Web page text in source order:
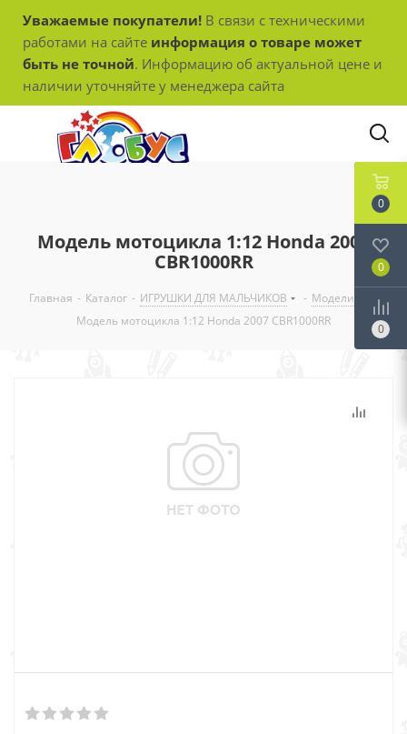
Уважаемые покупатели! В связи с техническими
работами на сайте информация о товаре может
быть не точной. Информацию об актуальной цене и
наличии уточняйте у менеджера сайта
Модель мотоцикла 1:12 Honda 2007
CBR1000RR
Главная - Каталог - ИГРУШКИ ДЛЯ МАЛЬЧИКОВ - Модели
Модель мотоцикла 1:12 Honda 2007 CBR1000RR
0
0
0